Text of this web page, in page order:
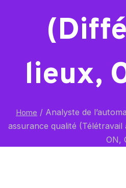
lieux,
Home / Analyste de
assurance qualité
ON,